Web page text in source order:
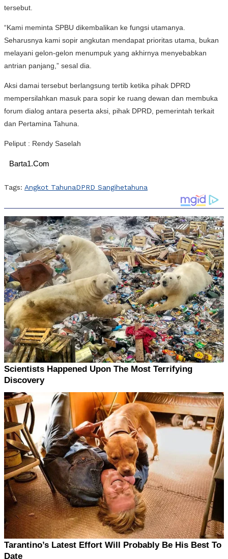
tersebut.
“Kami meminta SPBU dikembalikan ke fungsi utamanya.
Seharusnya kami sopir angkutan mendapat prioritas utama, bukan
melayani gelon-gelon menumpuk yang akhirnya menyebabkan
antrian panjang,” sesal dia.
Aksi damai tersebut berlangsung tertib ketika pihak DPRD
mempersilahkan masuk para sopir ke ruang dewan dan membuka
forum dialog antara peserta aksi, pihak DPRD, pemerintah terkait
dan Pertamina Tahuna.
Peliput : Rendy Saselah
Barta1.Com
Tags: Angkot TahunaDPRD Sangihetahuna